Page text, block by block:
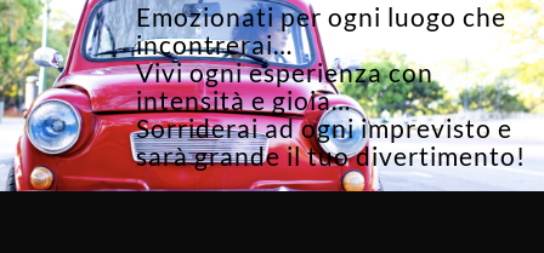
Emozionati per ogni luogo che
incontrerai…
Vivi ogni esperienza con
intensità e gioia…
Sorriderai ad ogni imprevisto e
sarà grande il tuo divertimento!